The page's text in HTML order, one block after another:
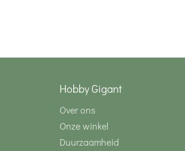
Hobby Gigant
Over ons
Onze winkel
Duurzaamheid